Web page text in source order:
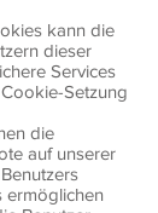
kann die
dieser
Services
Setzung
die
auf unserer
ermöglichen